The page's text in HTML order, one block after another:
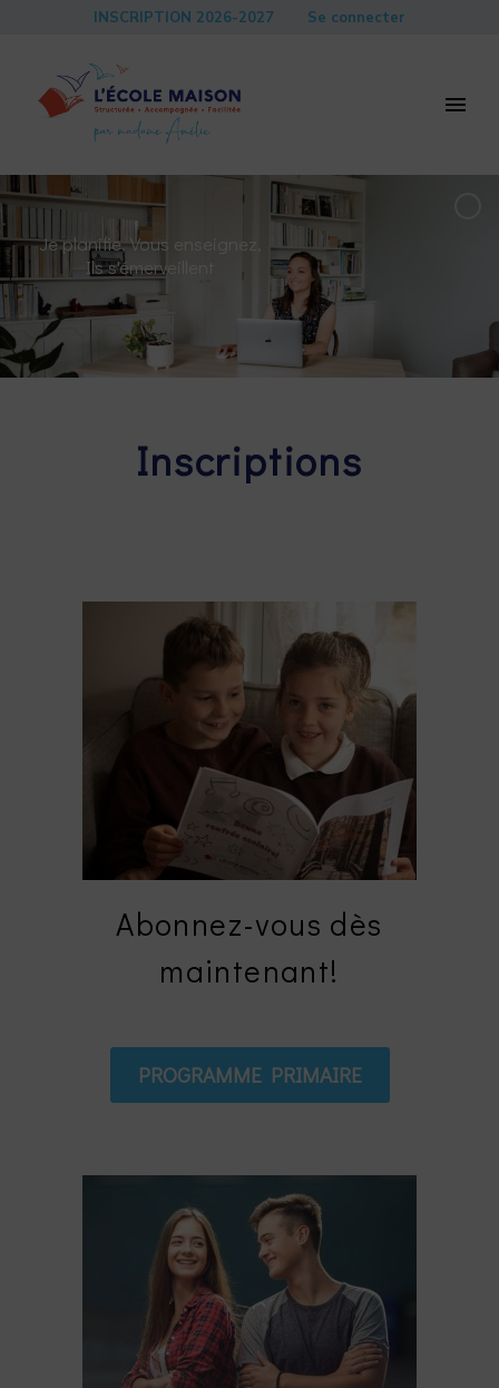
INSCRIPTION 2026-2027 Se connecter
Je planifie, Vous enseignez,
Ils s'émerveillent
Inscriptions
Abonnez-vous dès
maintenant!
PROGRAMME PRIMAIRE